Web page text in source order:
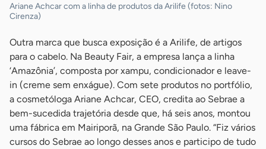
Ariane Achcar com a linha de produtos da Arilife (fotos: Nino
Cirenza)
Outra marca que busca exposição é a Arilife, de artigos
para o cabelo. Na Beauty Fair, a empresa lança a linha
‘Amazônia’, composta por xampu, condicionador e leave-
in (creme sem enxágue). Com sete produtos no portfólio,
a cosmetóloga Ariane Achcar, CEO, credita ao Sebrae a
bem-sucedida trajetória desde que, há seis anos, montou
uma fábrica em Mairiporã, na Grande São Paulo. “Fiz vários
cursos do Sebrae ao longo desses anos e participo de tudo